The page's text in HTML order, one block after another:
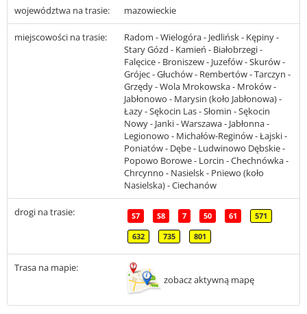
województwa na trasie: mazowieckie
miejscowości na trasie:
Radom - Wielogóra - Jedlińsk - Kępiny -
Stary Gózd - Kamień - Białobrzegi -
Falęcice - Broniszew - Juzefów - Skurów -
Grójec - Głuchów - Rembertów - Tarczyn -
Grzędy - Wola Mrokowska - Mroków -
Jabłonowo - Marysin (koło Jabłonowa) -
Łazy - Sękocin Las - Słomin - Sękocin
Nowy - Janki - Warszawa - Jabłonna -
Legionowo - Michałów-Reginów - Łajski -
Poniatów - Dębe - Ludwinowo Dębskie -
Popowo Borowe - Lorcin - Chechnówka -
Chrcynno - Nasielsk - Pniewo (koło
Nasielska) - Ciechanów
drogi na trasie: S7 S8 7 50 61 571
632 735 801
Trasa na mapie:
zobacz aktywną mapę